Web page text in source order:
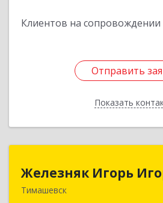
Клиентов на сопровождении
Отправить
Показать
Отправить
Назад
Железняк Игорь
Тимашевск
352700, Краснодарский